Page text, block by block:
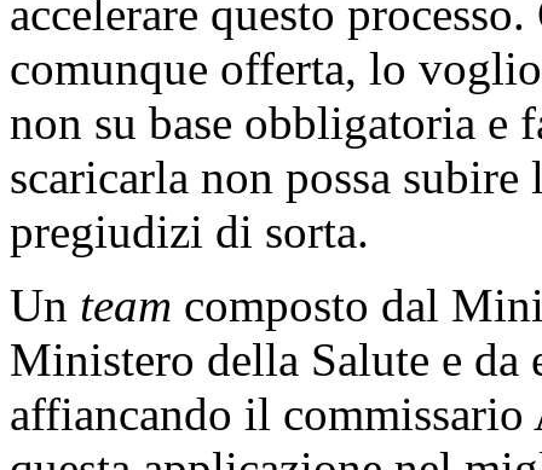
accelerare questo
comunque offerta, lo
non su base obbligatoria e
scaricarla non possa
pregiudizi di sorta.
Un team composto dal
Ministero della Salute e da
affiancando il